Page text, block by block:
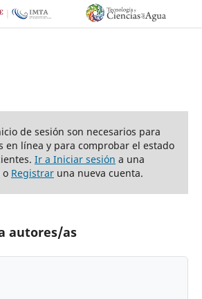
de sesión son necesarios para
en línea y para comprobar el estado
Ir a Iniciar sesión a una
o Registraruna nueva cuenta.
autores/as